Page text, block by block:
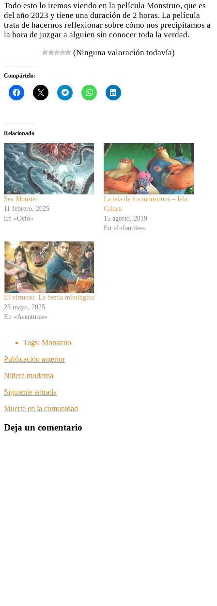
Todo esto lo iremos viendo en la película Monstruo, que es
del año 2023 y tiene una duración de 2 horas. La película
trata de hacernos reflexionar sobre cómo nos precipitamos a
la hora de juzgar a alguien sin conocer toda la verdad.
(Ninguna valoración todavía)
Compártelo:
Relacionado
Sea Monster
11 febrero, 2025
En «Ocio»
La isla de los monstruos – Isla
Calaca
15 agosto, 2019
En «Infantiles»
El virtuoso: La bestia mitológica
23 mayo, 2025
En «Aventuras»
Tags: Monstruo
Publicación anterior
Niñera moderna
Siguiente entrada
Muerte en la comunidad
Deja un comentario